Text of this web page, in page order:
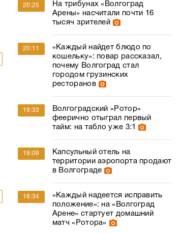
20:25
На трибунах «Волгоград
Арены» насчитали почти 16
тысяч зрителей
20:11
«Каждый найдет блюдо по
кошельку»: повар рассказал,
почему Волгоград стал
городом грузинских
ресторанов
19:33
Волгоградский «Ротор»
феерично отыграл первый
тайм: на табло уже 3:1
19:09
Капсульный отель на
территории аэропорта продают
в Волгограде
18:34
«Каждый надеется исправить
положение»: на «Волгоград
Арене» стартует домашний
матч «Ротора»